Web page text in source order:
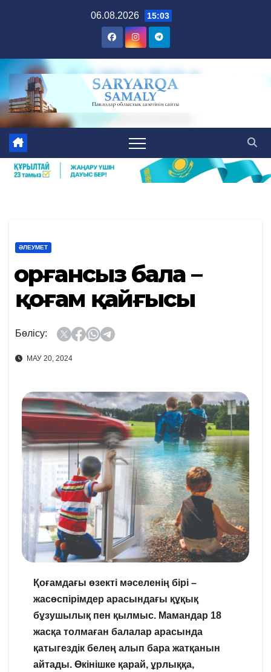
06.08.2026 15:03
ӘЛЕУМЕТ
Қорғансыз бала –
қоғам қайғысы
Бөлісу:
МАУ 20, 2024
Қоғамдағы өзекті мәселенің бірі –
жасөспірімдер арасындағы құқық
бұзушылық пен қылмыс. Мамандар 18
жасқа толмаған балалар арасында
қатыгездік белең алып бара жатқанын
айтады. Өкінішке қарай, ұрлыққа,